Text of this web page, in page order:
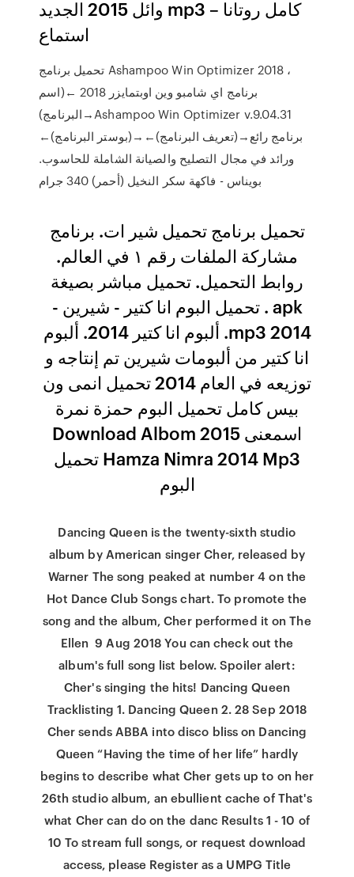
وائل 2015 الجديد mp3 كامل روتانا –
استماع
تحميل برنامج Ashampoo Win Optimizer 2018 ،
برنامج اي شامبو وين اوبتمايزر 2018 ←(اسم
البرنامج)→Ashampoo Win Optimizer v.9.04.31
←(بوستر البرنامج)→←(تعريف البرنامج)→برنامج رائع
ورائد في مجال التصليح والصيانة الشاملة للحاسوب.
بويناس - فاكهة سكر النخيل (أحمر) 340 جرام
تحميل برنامج تحميل شير ات. برنامج
مشاركة الملفات رقم ١ في العالم.
روابط التحميل. تحميل مباشر بصيغة
apk . تحميل البوم انا كتير - شيرين -
2014 mp3. ألبوم انا كتير 2014. ألبوم
انا كتير من ألبومات شيرين تم إنتاجه و
توزيعه في العام 2014 تحميل انمى ون
بيس كامل تحميل البوم حمزة نمرة
اسمعنى 2015 Download Albom
Hamza Nimra 2014 Mp3 تحميل
البوم
Dancing Queen is the twenty-sixth studio
album by American singer Cher, released by
Warner The song peaked at number 4 on the
Hot Dance Club Songs chart. To promote the
song and the album, Cher performed it on The
Ellen 9 Aug 2018 You can check out the
album's full song list below. Spoiler alert:
Cher's singing the hits! Dancing Queen
Tracklisting 1. Dancing Queen 2. 28 Sep 2018
Cher sends ABBA into disco bliss on Dancing
Queen “Having the time of her life” hardly
begins to describe what Cher gets up to on her
26th studio album, an ebullient cache of That's
what Cher can do on the danc Results 1 - 10 of
10 To stream full songs, or request download
access, please Register as a UMPG Title